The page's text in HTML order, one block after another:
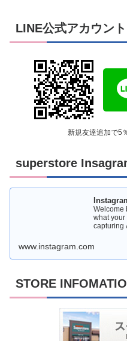
LINE公式アカウント
新規友達追加で5
superstore
Welcome
what your
capturing
www.instagram.com
STORE